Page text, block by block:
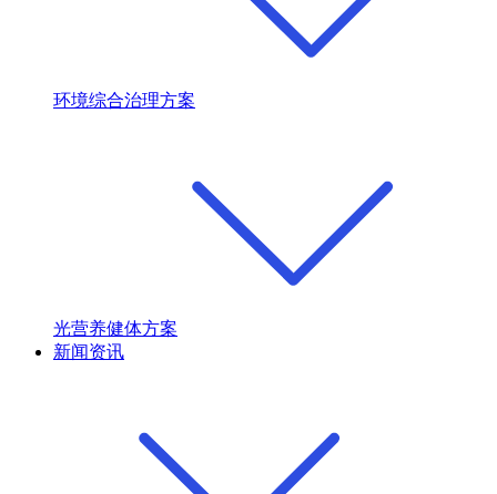
环境综合治理方案
光营养健体方案
新闻资讯